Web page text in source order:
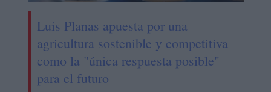
Luis Planas apuesta por una
agricultura sostenible y competitiva
como la "única respuesta posible"
para el futuro